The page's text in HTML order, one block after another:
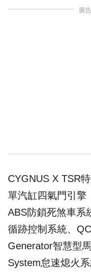
廣
CYGNUS X TSR
單汽缸四氣門引擎
ABS防鎖死煞車系
循跡控制系統、
Generator智慧型
System怠速熄火系